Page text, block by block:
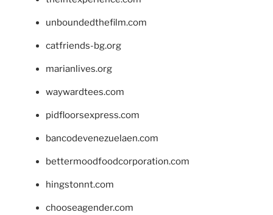
unboundedthefilm.com
catfriends-bg.org
marianlives.org
waywardtees.com
pidfloorsexpress.com
bancodevenezuelaen.com
bettermoodfoodcorporation.com
hingstonnt.com
chooseagender.com